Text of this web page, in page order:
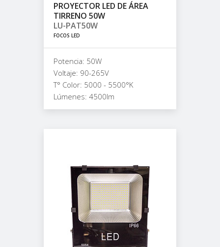
PROYECTOR LED DE ÁREA
TIRRENO 50W
LU-PAT50W
FOCOS LED
Potencia: 50W
Voltaje: 90-265V
T° Color: 5000 - 5500°K
Lúmenes: 4500lm